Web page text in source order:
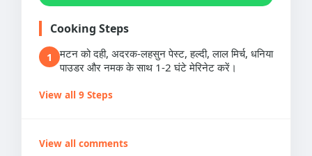
Cooking Steps
1
मटन को दही, अदरक-लहसुन पेस्ट, हल्दी, लाल मिर्च, धनिया
पाउडर और नमक के साथ 1-2 घंटे मेरिनेट करें।
View all 9 Steps
View all comments